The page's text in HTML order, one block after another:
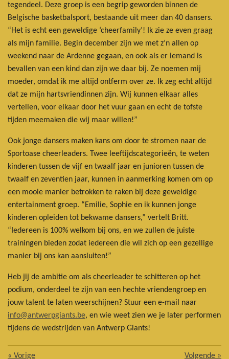
tegendeel. Deze groep is een begrip geworden binnen de
Belgische basketbalsport, bestaande uit meer dan 40 dansers.
“Het is echt een geweldige ‘cheerfamily’! Ik zie ze even graag
als mijn familie. Begin december zijn we met z’n allen op
weekend naar de Ardenne gegaan, en ook als er iemand is
bevallen van een kind dan zijn we daar bij. Ze noemen mij
moeder, omdat ik me altijd ontferm over ze. Ik zeg echt altijd
dat ze mijn hartsvriendinnen zijn. Wij kunnen elkaar alles
vertellen, voor elkaar door het vuur gaan en echt de tofste
tijden meemaken die wij maar willen!”
Ook jonge dansers maken kans om door te stromen naar de
Sportoase cheerleaders. Twee leeftijdscategorieën, te weten
kinderen tussen de vijf en twaalf jaar en junioren tussen de
twaalf en zeventien jaar, kunnen in aanmerking komen om op
een mooie manier betrokken te raken bij deze geweldige
entertainment groep. “Emilie, Sophie en ik kunnen jonge
kinderen opleiden tot bekwame dansers,” vertelt Britt.
“Iedereen is 100% welkom bij ons, en we zullen de juiste
trainingen bieden zodat iedereen die wil zich op een gezellige
manier bij ons kan aansluiten!”
Heb jij de ambitie om als cheerleader te schitteren op het
podium, onderdeel te zijn van een hechte vriendengroep en
jouw talent te laten weerschijnen? Stuur een e-mail naar
info@antwerpgiants.be, en wie weet zien we je later performen
tijdens de wedstrijden van Antwerp Giants!
« Vorige Volgende »